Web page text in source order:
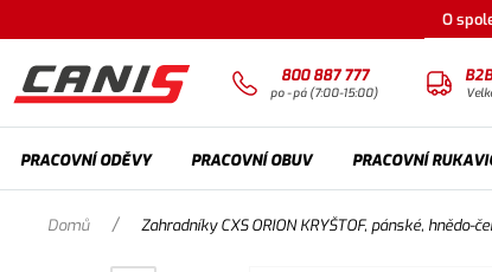
O
800 887 777
po - pá (7:00-15:00)
PRACOVNÍ ODĚVY PRACOVNÍ OBUV PRACOVNÍ
Domů / Zahradníky CXS ORION KRYŠTOF, pánské, hnědo-